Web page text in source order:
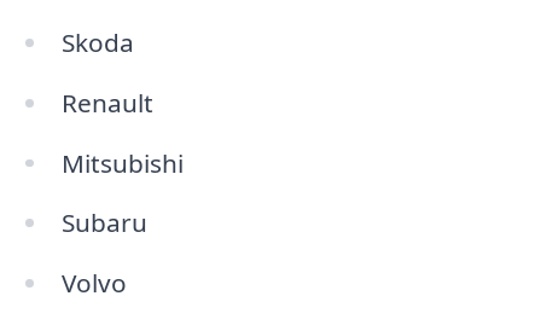
Skoda
Renault
Mitsubishi
Subaru
Volvo